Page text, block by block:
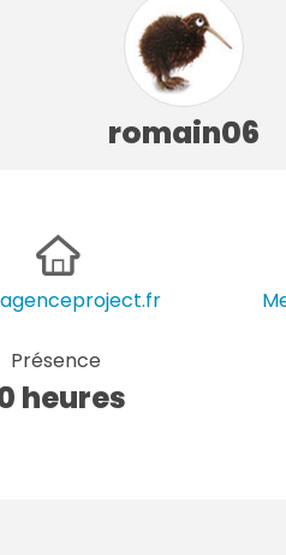
romain06
Présence
heures